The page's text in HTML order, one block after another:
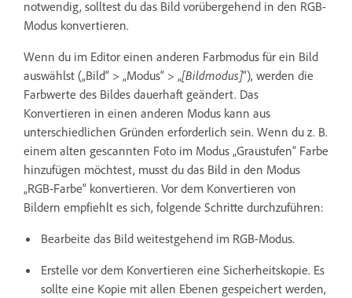
notwendig, solltest du das Bild vorübergehend in den RGB-
Modus konvertieren.
Wenn du im Editor einen anderen Farbmodus für ein Bild
auswählst („Bild“ > „Modus“ > „[Bildmodus]“), werden die
Farbwerte des Bildes dauerhaft geändert. Das
Konvertieren in einen anderen Modus kann aus
unterschiedlichen Gründen erforderlich sein. Wenn du z. B.
einem alten gescannten Foto im Modus „Graustufen“ Farbe
hinzufügen möchtest, musst du das Bild in den Modus
„RGB-Farbe“ konvertieren. Vor dem Konvertieren von
Bildern empfiehlt es sich, folgende Schritte durchzuführen:
Bearbeite das Bild weitestgehend im RGB-Modus.
Erstelle vor dem Konvertieren eine Sicherheitskopie. Es
sollte eine Kopie mit allen Ebenen gespeichert werden,